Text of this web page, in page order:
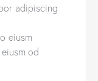
adipiscing
eiusm
od